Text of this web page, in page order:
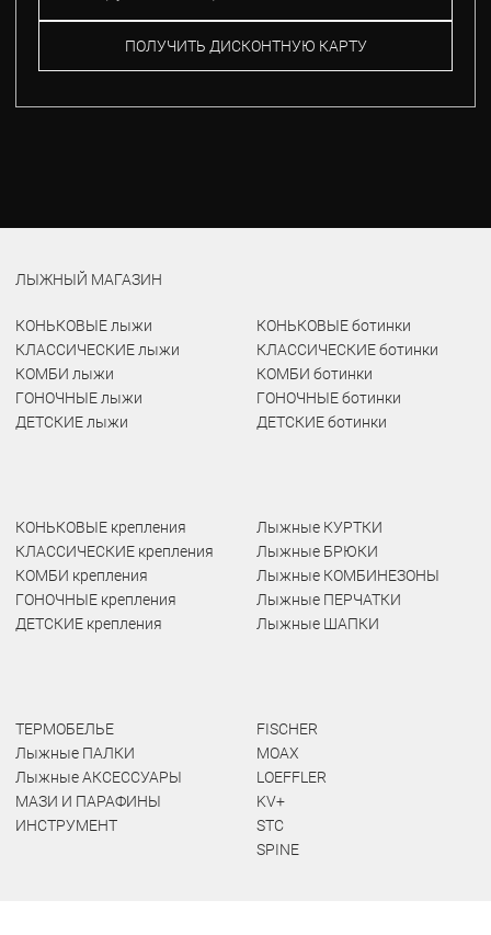
ПОЛУЧИТЬ ДИСКОНТНУЮ КАРТУ
ЛЫЖНЫЙ МАГАЗИН
КОНЬКОВЫЕ лыжи
КЛАССИЧЕСКИЕ лыжи
КОМБИ лыжи
ГОНОЧНЫЕ лыжи
ДЕТСКИЕ лыжи
КОНЬКОВЫЕ ботинки
КЛАССИЧЕСКИЕ ботинки
КОМБИ ботинки
ГОНОЧНЫЕ ботинки
ДЕТСКИЕ ботинки
КОНЬКОВЫЕ крепления
КЛАССИЧЕСКИЕ крепления
КОМБИ крепления
ГОНОЧНЫЕ крепления
ДЕТСКИЕ крепления
Лыжные КУРТКИ
Лыжные БРЮКИ
Лыжные КОМБИНЕЗОНЫ
Лыжные ПЕРЧАТКИ
Лыжные ШАПКИ
ТЕРМОБЕЛЬЕ
Лыжные ПАЛКИ
Лыжные АКСЕССУАРЫ
МАЗИ И ПАРАФИНЫ
ИНСТРУМЕНТ
FISCHER
MOAX
LOEFFLER
KV+
STC
SPINE